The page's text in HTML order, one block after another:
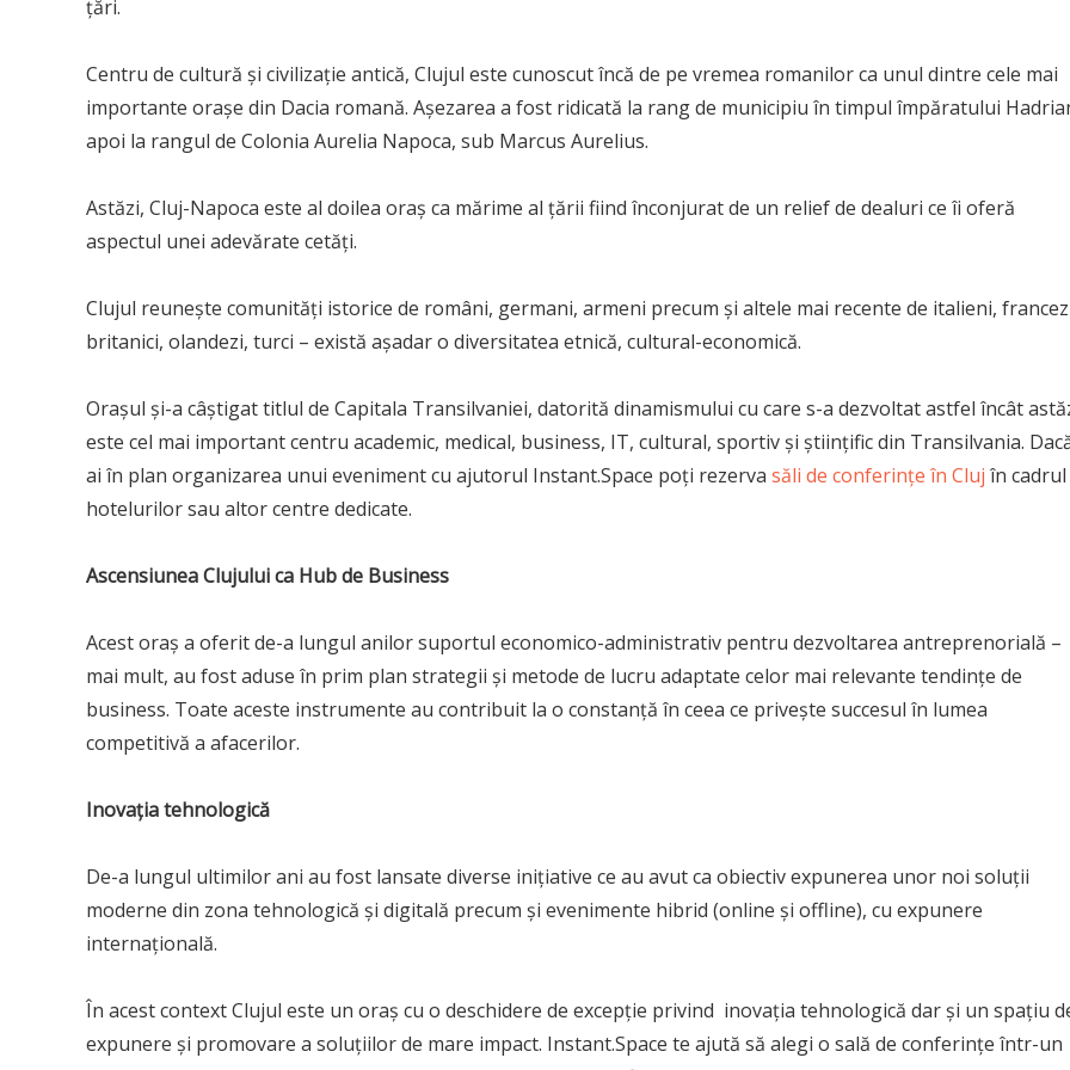
țări.
Centru de cultură și civilizație antică, Clujul este cunoscut încă de pe vremea romanilor ca unul dintre cele mai
importante orașe din Dacia romană. Așezarea a fost ridicată la rang de municipiu în timpul împăratului
apoi la rangul de Colonia Aurelia Napoca, sub Marcus Aurelius.
Astăzi, Cluj-Napoca este al doilea oraș ca mărime al țării fiind înconjurat de un relief de dealuri ce îi oferă
aspectul unei adevărate cetăți.
Clujul reunește comunități istorice de români, germani, armeni precum și altele mai recente de italieni,
britanici, olandezi, turci – există așadar o diversitatea etnică, cultural-economică.
Orașul și-a câștigat titlul de Capitala Transilvaniei, datorită dinamismului cu care s-a dezvoltat astfel încât
este cel mai important centru academic, medical, business, IT, cultural, sportiv și științific din Transilvania.
ai în plan organizarea unui eveniment cu ajutorul Instant.Space poți rezerva săli de conferințe în Cluj în cadrul
hotelurilor sau altor centre dedicate.
Ascensiunea Clujului ca Hub de Business
Acest oraș a oferit de-a lungul anilor suportul economico-administrativ pentru dezvoltarea antreprenorială –
mai mult, au fost aduse în prim plan strategii și metode de lucru adaptate celor mai relevante tendințe de
business. Toate aceste instrumente au contribuit la o constanță în ceea ce privește succesul în lumea
competitivă a afacerilor.
Inovația tehnologică
De-a lungul ultimilor ani au fost lansate diverse inițiative ce au avut ca obiectiv expunerea unor noi soluții
moderne din zona tehnologică și digitală precum și evenimente hibrid (online și offline), cu expunere
internațională.
În acest context Clujul este un oraș cu o deschidere de excepție privind inovația tehnologică dar și un spațiu
expunere și promovare a soluțiilor de mare impact. Instant.Space te ajută să alegi o sală de conferințe într-un